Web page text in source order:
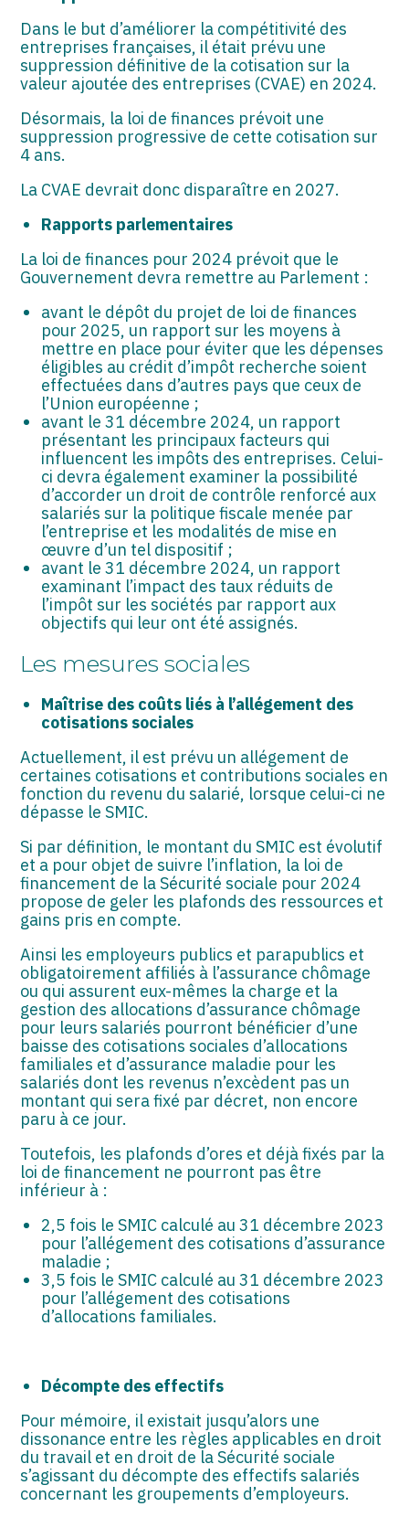
Dans le but d’améliorer la compétitivité des
entreprises françaises, il était prévu une
suppression définitive de la cotisation sur la
valeur ajoutée des entreprises (CVAE) en 2024.
Désormais, la loi de finances prévoit une
suppression progressive de cette cotisation sur
4 ans.
La CVAE devrait donc disparaître en 2027.
Rapports parlementaires
La loi de finances pour 2024 prévoit que le
Gouvernement devra remettre au Parlement :
avant le dépôt du projet de loi de finances
pour 2025, un rapport sur les moyens à
mettre en place pour éviter que les dépenses
éligibles au crédit d’impôt recherche soient
effectuées dans d’autres pays que ceux de
l’Union européenne ;
avant le 31 décembre 2024, un rapport
présentant les principaux facteurs qui
influencent les impôts des entreprises. Celui-
ci devra également examiner la possibilité
d’accorder un droit de contrôle renforcé aux
salariés sur la politique fiscale menée par
l’entreprise et les modalités de mise en
œuvre d’un tel dispositif ;
avant le 31 décembre 2024, un rapport
examinant l’impact des taux réduits de
l’impôt sur les sociétés par rapport aux
objectifs qui leur ont été assignés.
Les mesures sociales
Maîtrise des coûts liés à l’allégement des
cotisations sociales
Actuellement, il est prévu un allégement de
certaines cotisations et contributions sociales en
fonction du revenu du salarié, lorsque celui-ci ne
dépasse le SMIC.
Si par définition, le montant du SMIC est évolutif
et a pour objet de suivre l’inflation, la loi de
financement de la Sécurité sociale pour 2024
propose de geler les plafonds des ressources et
gains pris en compte.
Ainsi les employeurs publics et parapublics et
obligatoirement affiliés à l’assurance chômage
ou qui assurent eux-mêmes la charge et la
gestion des allocations d’assurance chômage
pour leurs salariés pourront bénéficier d’une
baisse des cotisations sociales d’allocations
familiales et d’assurance maladie pour les
salariés dont les revenus n’excèdent pas un
montant qui sera fixé par décret, non encore
paru à ce jour.
Toutefois, les plafonds d’ores et déjà fixés par la
loi de financement ne pourront pas être
inférieur à :
2,5 fois le SMIC calculé au 31 décembre 2023
pour l’allégement des cotisations d’assurance
maladie ;
3,5 fois le SMIC calculé au 31 décembre 2023
pour l’allégement des cotisations
d’allocations familiales.
Décompte des effectifs
Pour mémoire, il existait jusqu’alors une
dissonance entre les règles applicables en droit
du travail et en droit de la Sécurité sociale
s’agissant du décompte des effectifs salariés
concernant les groupements d’employeurs.